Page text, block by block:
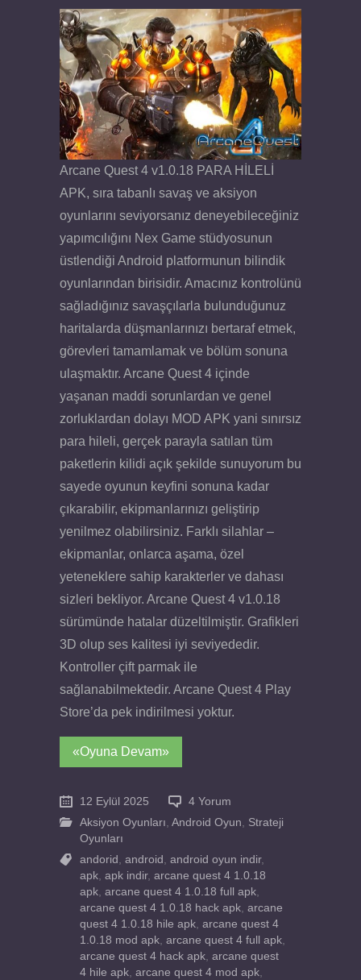
APK
Arcane Quest 4 v1.0.18 PARA HİLELİ
APK, sıra tabanlı savaş ve aksiyon
oyunlarını seviyorsanız deneyebileceğiniz
yapımcılığını Nex Game stüdyosunun
üstlendiği Android platformunun bilindik
oyunlarından birisidir. Amacınız kontrolünü
sağladığınız savaşçılarla bulunduğunuz
haritalarda düşmanlarınızı bertaraf etmek,
görevleri tamamlamak ve bölüm sonuna
ulaşmaktır. Arcane Quest 4 içinde
yaşanan maddi sorunlardan ve genel
zorluklardan dolayı MOD APK yani sınırsız
para hileli, gerçek parayla satılan tüm
paketlerin kilidi açık şekilde sunuyorum bu
sayede oyunun keyfini sonuna kadar
çıkarabilir, ekipmanlarınızı geliştirip
yenilmez olabilirsiniz. Farklı silahlar –
ekipmanlar, onlarca aşama, özel
yeteneklere sahip karakterler ve dahası
sizleri bekliyor. Arcane Quest 4 v1.0.18
sürümünde hatalar düzeltilmiştir. Grafikleri
3D olup ses kalitesi iyi seviyededir.
Kontroller çift parmak ile
sağlanabilmektedir. Arcane Quest 4 Play
Store’da pek indirilmesi yoktur.
«Oyuna Devam»
12 Eylül 2025
4 Yorum
Aksiyon Oyunları Android Oyun
Strateji
Oyunları
andorid
android android oyun indir,
apk apk indir, arcane quest 4 1.0.18
apk arcane quest 4 1.0.18 full apk
arcane quest 4 1.0.18 hack apk arcane
quest 4 1.0.18 hile apk arcane quest 4
1.0.18 mod apk arcane quest 4 full apk
arcane quest 4 hack apk arcane quest
4 hile apk arcane quest 4 mod apk